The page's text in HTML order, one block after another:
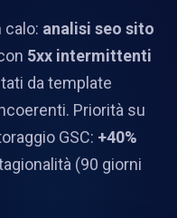
calo: analisi seo sito
5xx intermittenti
da template
Priorità su
GSC: +40%
(90 giorni